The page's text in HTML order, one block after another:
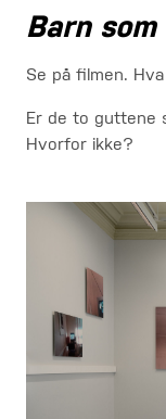
Barn
Se på filmen.
Er de to guttene
Hvorfor ikke?